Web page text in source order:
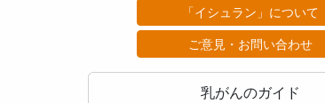
「イシュラン」について
ご意見・お問い合わせ
乳がんのガイド